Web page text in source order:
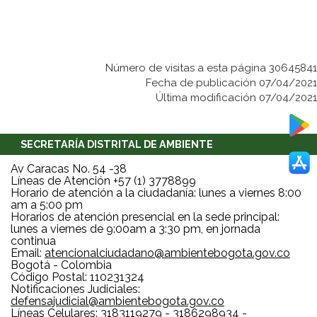
Número de visitas a esta página 30645841
Fecha de publicación 07/04/2021
Última modificación 07/04/2021
SECRETARÍA DISTRITAL DE AMBIENTE
Av Caracas No. 54 -38
Líneas de Atención +57 (1) 3778899
Horario de atención a la ciudadanía: lunes a viernes 8:00
am a 5:00 pm
Horarios de atención presencial en la sede principal:
lunes a viernes de 9:00am a 3:30 pm, en jornada
continua
Email: atencionalciudadano@ambientebogota.gov.co
Bogotá - Colombia
Código Postal: 110231324
Notificaciones Judiciales:
defensajudicial@ambientebogota.gov.co
Líneas Celulares: 3183119279 - 3186298934 -